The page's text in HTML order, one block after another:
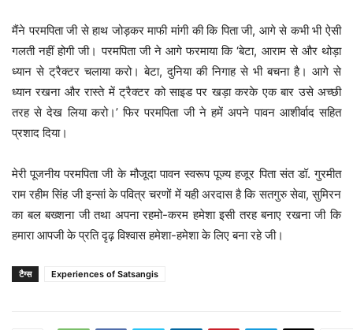
मैंने परमपिता जी से हाथ जोड़कर माफी मांगी की कि पिता जी, आगे से कभी भी ऐसी
गलती नहीं होगी जी। परमपिता जी ने आगे फरमाया कि ‘बेटा, आराम से और थोड़ा
ध्यान से ट्रैक्टर चलाया करो। बेटा, दुनिया की निगाह से भी बचना है। आगे से
ध्यान रखना और रास्ते में ट्रैक्टर को साइड पर खड़ा करके एक बार उसे अच्छी
तरह से देख लिया करो।’ फिर परमपिता जी ने हमें अपने पावन आशीर्वाद सहित
प्रशाद दिया।
मेरी पूजनीय परमपिता जी के मौजूदा पावन स्वरूप पूज्य हजूर पिता संत डॉ. गुरमीत
राम रहीम सिंह जी इन्सां के पवित्र चरणों में यही अरदास है कि सतगुरु सेवा, सुमिरन
का बल बख्शना जी तथा अपना रहमो-करम हमेशा इसी तरह बनाए रखना जी कि
हमारा आपजी के प्रति दृढ़ विश्वास हमेशा-हमेशा के लिए बना रहे जी।
टैग्स Experiences of Satsangis